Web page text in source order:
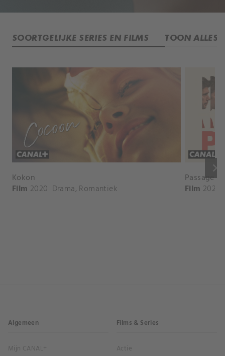
SOORTGELIJKE SERIES EN FILMS TOON ALLES
keyboard_arrow_right
Kokon
Film 2020 Drama, Romantiek
Passages
Film 2023
Algemeen
Mijn CANAL+
Films & Series
Actie